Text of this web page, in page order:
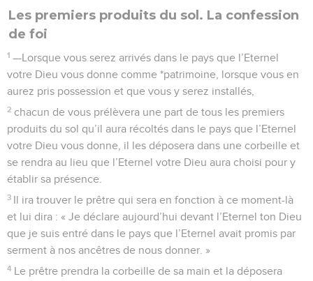
Les premiers produits du sol. La confession
de foi
1 —Lorsque vous serez arrivés dans le pays que l’Eternel
votre Dieu vous donne comme *patrimoine, lorsque vous en
aurez pris possession et que vous y serez installés,
2 chacun de vous prélèvera une part de tous les premiers
produits du sol qu’il aura récoltés dans le pays que l’Eternel
votre Dieu vous donne, il les déposera dans une corbeille et
se rendra au lieu que l’Eternel votre Dieu aura choisi pour y
établir sa présence.
3 Il ira trouver le prêtre qui sera en fonction à ce moment-là
et lui dira : « Je déclare aujourd’hui devant l’Eternel ton Dieu
que je suis entré dans le pays que l’Eternel avait promis par
serment à nos ancêtres de nous donner. »
4 Le prêtre prendra la corbeille de sa main et la déposera